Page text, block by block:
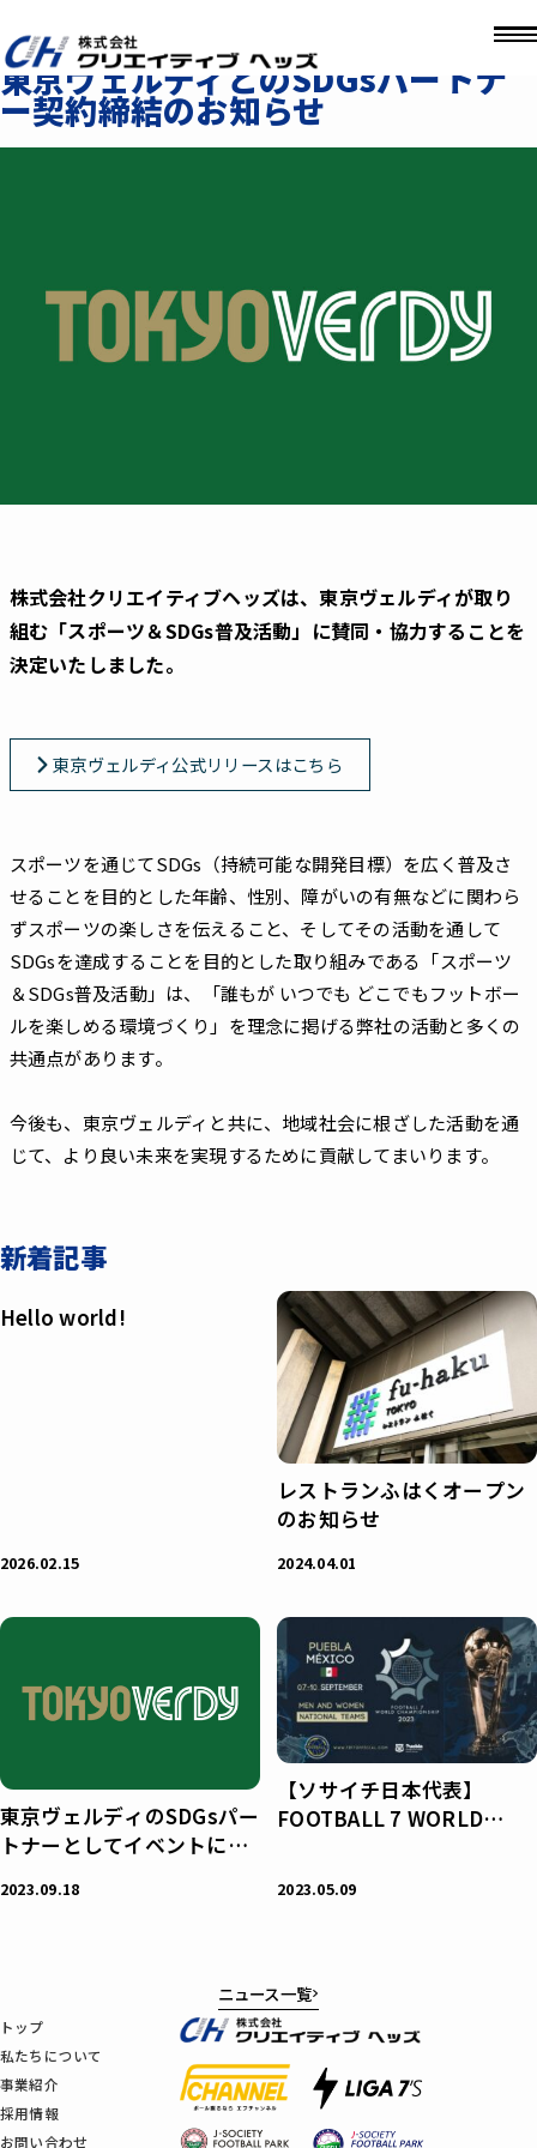
東京ヴェルディとのSDGsパートナ
ー契約締結のお知らせ
株式会社クリエイティブヘッズは、東京ヴェルディが取り
組む「スポーツ＆SDGs普及活動」に賛同・協力することを
決定いたしました。
東京ヴェルディ公式リリースはこちら
スポーツを通じてSDGs（持続可能な開発目標）を広く普及さ
せることを目的とした年齢、性別、障がいの有無などに関わら
ずスポーツの楽しさを伝えること、そしてその活動を通して
SDGsを達成することを目的とした取り組みである「スポーツ
＆SDGs普及活動」は、「誰もが いつでも どこでもフットボー
ルを楽しめる環境づくり」を理念に掲げる弊社の活動と多くの
共通点があります。
今後も、東京ヴェルディと共に、地域社会に根ざした活動を通
じて、より良い未来を実現するために貢献してまいります。
新着記事
Hello world!
2026.02.15
レストランふはくオープン
のお知らせ
2024.04.01
東京ヴェルディのSDGsパー
トナーとしてイベントに協
2023.09.18
【ソサイチ日本代表】
FOOTBALL 7 WORLD
2023.05.09
ニュース一覧
トップ
私たちについて
事業紹介
採用情報
お問い合わせ